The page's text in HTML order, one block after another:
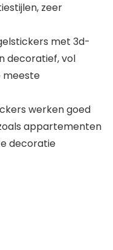
zeer
met 3d-
decoratief, vol
meeste
werken goed
appartementen
decoratie